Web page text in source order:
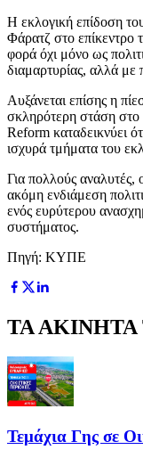
Η εκλογική επίδοση
Φάρατζ στο επίκεντρο
φορά όχι μόνο ως
διαμαρτυρίας, αλλά με
Αυξάνεται επίσης η
σκληρότερη στάση στο
Reform καταδεικνύει
ισχυρά τμήματα του
Για πολλούς αναλυτές,
ακόμη ενδιάμεση
ενός ευρύτερου
συστήματος.
Πηγή: ΚΥΠΕ
ΤΑ
Τεμάχια Γης σε